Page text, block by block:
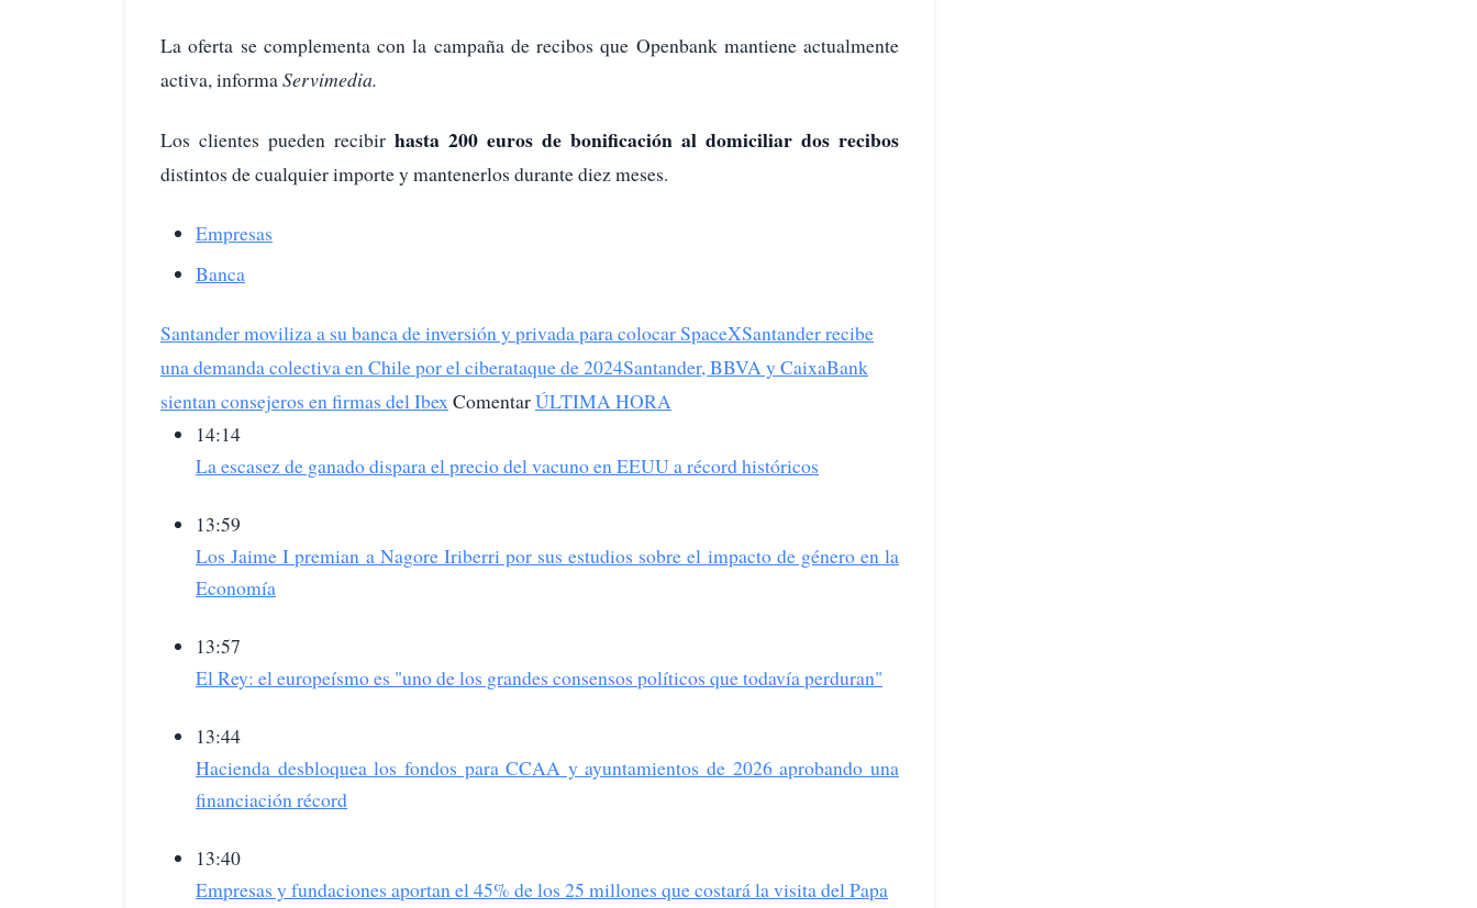
La oferta se complementa con la campaña de recibos que Openbank mantiene actualmente
activa, informaServimedia.
Los clientes pueden recibir hasta 200 euros de bonificación al domiciliar dos recibos
distintos de cualquier importe y mantenerlos durante diez meses.
Empresas
Banca
Santander moviliza a su banca de inversión y privada para colocar SpaceXSantander recibe
una demanda colectiva en Chile por el ciberataque de 2024Santander, BBVA y CaixaBank
sientan consejeros en firmas del Ibex ComentarÚLTIMA HORA
14:14
La escasez de ganado dispara el precio del vacuno en EEUU a récord históricos
13:59
Los Jaime I premian a Nagore Iriberri por sus estudios sobre el impacto de género en la
Economía
13:57
El Rey: el europeísmo es "uno de los grandes consensos políticos que todavía perduran"
13:44
Hacienda desbloquea los fondos para CCAA y ayuntamientos de 2026 aprobando una
financiación récord
13:40
Empresas y fundaciones aportan el 45% de los 25 millones que costará la visita del Papa